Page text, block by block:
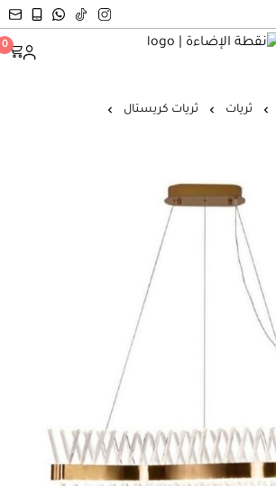
نقطة الإضاءة 0
ثريات
ثريات كريستال